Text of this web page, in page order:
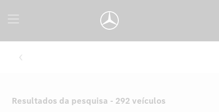
Resultados da pesquisa - 292 veículos